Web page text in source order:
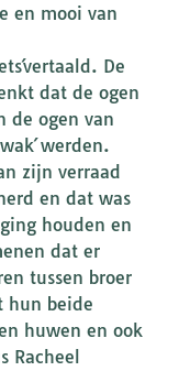
en mooi van
De
dat de ogen
de ogen van
werden.
zijn verraad
en dat was
houden en
dat er
tussen broer
hun beide
huwen en ook
Racheel